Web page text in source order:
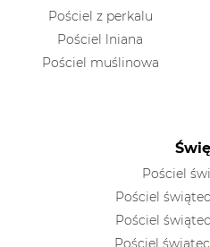
Pościel z perkalu
Pościel lniana
Pościel muślinowa
Pościel
Pościel
Pościel
Pościel